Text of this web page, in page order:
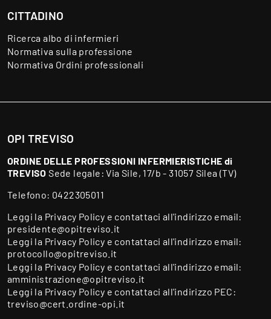
CITTADINO
Ricerca albo di infermieri
Normativa sulla professione
Normativa Ordini professionali
OPI TREVISO
ORDINE DELLE PROFESSIONI INFERMIERISTICHE di
TREVISO Sede legale: Via Sile, 17/b - 31057 Silea (TV)
Telefono: 0422305011
Leggi la Privacy Policy e contattaci all'indirizzo email:
presidente@opitreviso.it
Leggi la Privacy Policy e contattaci all'indirizzo email:
protocollo@opitreviso.it
Leggi la Privacy Policy e contattaci all'indirizzo email:
amministrazione@opitreviso.it
Leggi la Privacy Policy e contattaci all'indirizzo PEC:
treviso@cert.ordine-opi.it